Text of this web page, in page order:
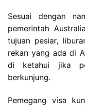
Sesuai dengan
pemerintah
tujuan pesiar,
rekan yang ada di
di ketahui jika
berkunjung.
Pemegang visa